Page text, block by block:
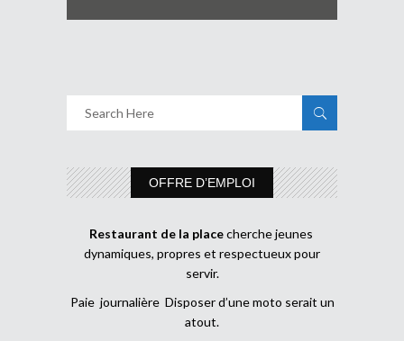
OFFRE D’EMPLOI
Restaurant de la placecherche jeunes
dynamiques, propres et respectueux pour
servir.
Paie journalière Disposer d’une moto serait un
atout.